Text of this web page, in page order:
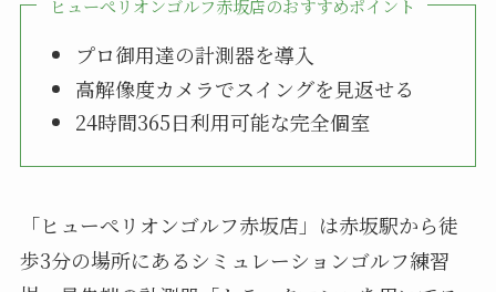
ヒューぺリオンゴルフ赤坂店のおすすめポイント
プロ御用達の計測器を導入
高解像度カメラでスイングを見返せる
24時間365日利用可能な完全個室
「ヒューぺリオンゴルフ赤坂店」は赤坂駅から徒
歩3分の場所にあるシミュレーションゴルフ練習